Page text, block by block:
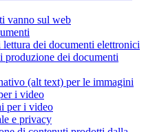
vanno sul web
dei documenti elettronici
produzione dei documenti
(alt text) per le immagini
i video
per i video
e privacy